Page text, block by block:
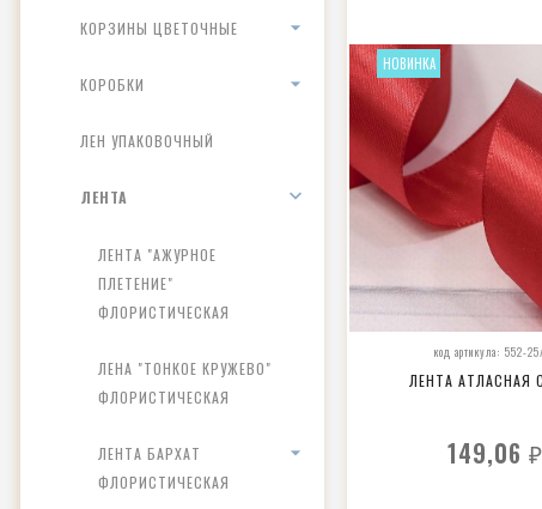
КОРЗИНЫ ЦВЕТОЧНЫЕ
КОРОБКИ
ЛЕН УПАКОВОЧНЫЙ
ЛЕНТА
ЛЕНТА "АЖУРНОЕ
ПЛЕТЕНИЕ"
ФЛОРИСТИЧЕСКАЯ
ЛЕНА "ТОНКОЕ КРУЖЕВО"
ФЛОРИСТИЧЕСКАЯ
ЛЕНТА БАРХАТ
ФЛОРИСТИЧЕСКАЯ
код артикула: 552-
ЛЕНТА АТЛАСНАЯ
149,06₽
НОВИНКА